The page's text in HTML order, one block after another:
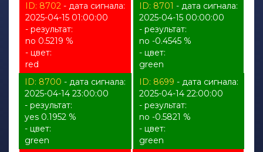
ID: 8702 - дата сигнала:
2025-04-15 01:00:00
- результат:
no 0.5219 %
- цвет:
red
ID: 8701 - дата сигнала:
2025-04-15 00:00:00
- результат:
no -0.4545 %
- цвет:
green
ID: 8700 - дата сигнала:
2025-04-14 23:00:00
- результат:
yes 0.1952 %
- цвет:
green
ID: 8699 - дата сигнала:
2025-04-14 22:00:00
- результат:
no -0.5821 %
- цвет:
green